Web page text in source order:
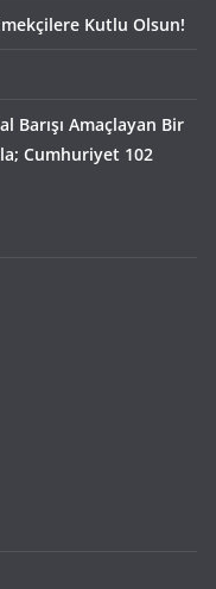
Kutlu Olsun!
Barışı Amaçlayan Bir
Cumhuriyet 102